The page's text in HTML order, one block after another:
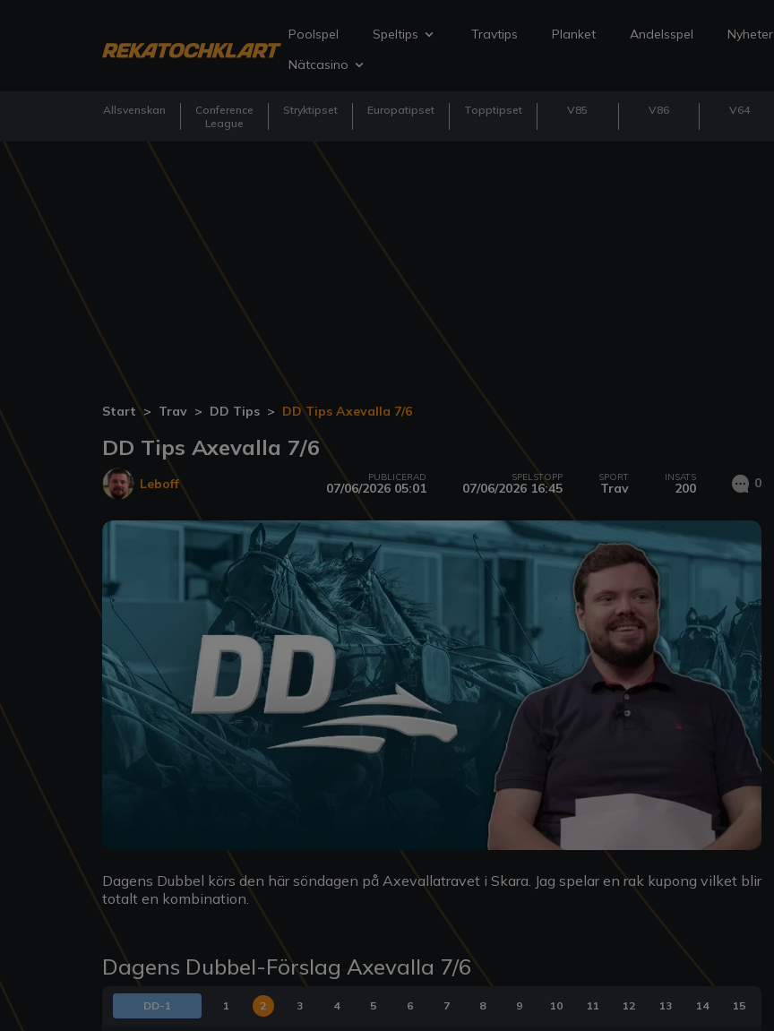
Poolspel Speltips Travtips Planket Andelsspel Nyheter
Nätcasino
Allsvenskan
Conference
League
Stryktipset Europatipset Topptipset V85 V86 V64
Start Trav DD Tips DD Tips Axevalla 7/6
DD Tips Axevalla 7/6
Leboff PUBLICERAD
07/06/2026 05:01
SPELSTOPP
07/06/2026 16:45
SPORT
Trav
INSATS
200 0
Dagens Dubbel körs den här söndagen på Axevallatravet i Skara. Jag spelar en rak kupong vilket blir
totalt en kombination.
Dagens Dubbel-Förslag Axevalla 7/6
DD-1 1 2 3 4 5 6 7 8 9 10 11 12 13 14 15